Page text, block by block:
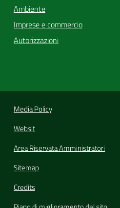
Ambiente
Imprese e commercio
Autorizzazioni
Media Policy
Websit
Area Riservata Amministratori
Sitemap
Credits